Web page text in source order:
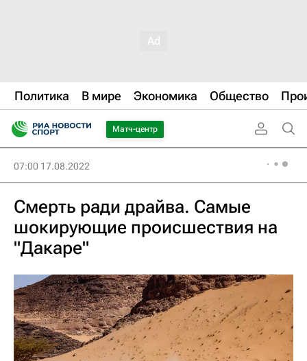
Политика В мире Экономика Общество
Матч-центр
07:00 17.08.2022
Смерть ради драйва. Самые
шокирующие происшествия на
"Дакаре"